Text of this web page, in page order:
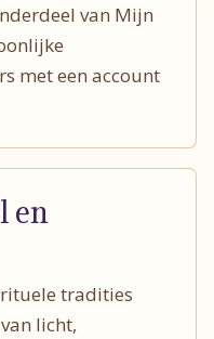
van Mijn
met een account
en
tradities
licht,